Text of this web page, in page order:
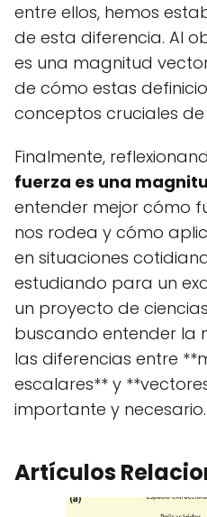
entre ellos, hemos
de esta diferencia. Al
es una magnitud
de cómo estas
conceptos cruciales
Finalmente,
fuerza es una
entender mejor cómo
nos rodea y cómo
en situaciones
estudiando para un
un proyecto de
buscando entender la
las diferencias entre
escalares** y
importante y necesario.
Artículos